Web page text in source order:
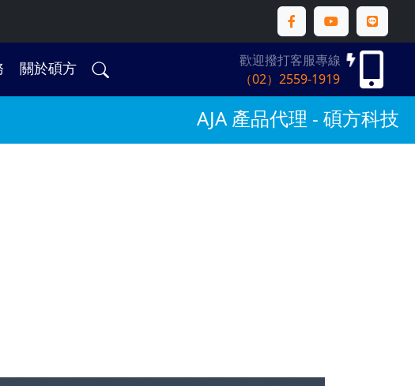
關於碩方
歡迎撥打客服專線
（02）2559-1919
AJA 產品代理 - 碩方科技